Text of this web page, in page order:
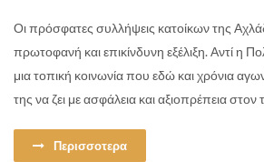
Οι πρόσφατες συλλήψεις κατοίκων της
πρωτοφανή και επικίνδυνη εξέλιξη. Αντί η
μια τοπική κοινωνία που εδώ και χρόνια
της να ζει με ασφάλεια και αξιοπρέπεια στον
Περισσοτερα